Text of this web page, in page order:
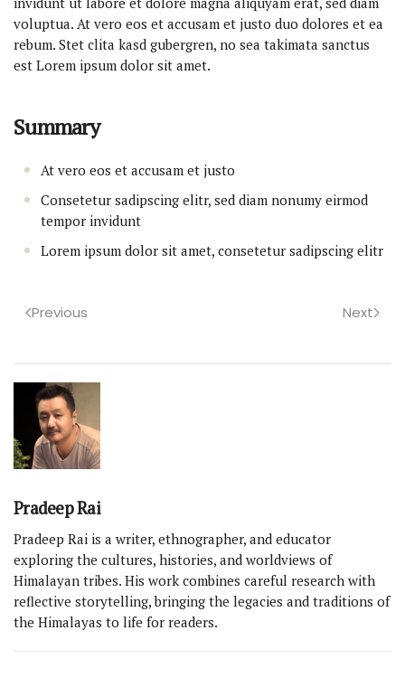
voluptua. At vero eos et accusam et justo duo dolores et ea
rebum. Stet clita kasd gubergren, no sea takimata sanctus
est Lorem ipsum dolor sit amet.
Summary
At vero eos et accusam et justo
Consetetur sadipscing elitr, sed diam nonumy eirmod
tempor invidunt
Lorem ipsum dolor sit amet, consetetur sadipscing elitr
Previous Next
Pradeep Rai
Pradeep Rai is a writer, ethnographer, and educator
exploring the cultures, histories, and worldviews of
Himalayan tribes. His work combines careful research with
reflective storytelling, bringing the legacies and traditions of
the Himalayas to life for readers.